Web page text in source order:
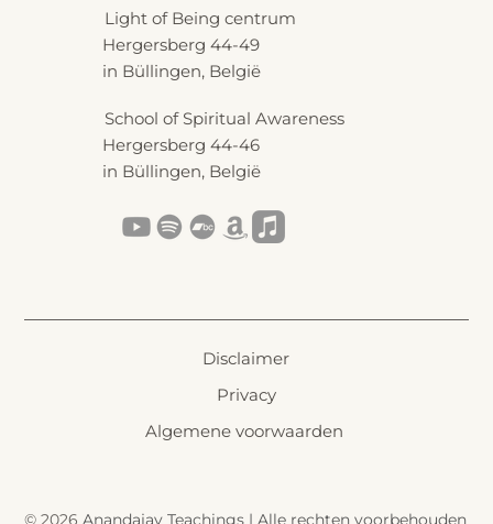
Disclaimer
Privacy
Algemene voorwaarden
© 2026 Anandajay Teachings | Alle rechten voorbehouden
Light of Being centrum
Hergersberg 44-49
in Büllingen, België
School of Spiritual Awareness
Hergersberg 44-46
in Büllingen, België